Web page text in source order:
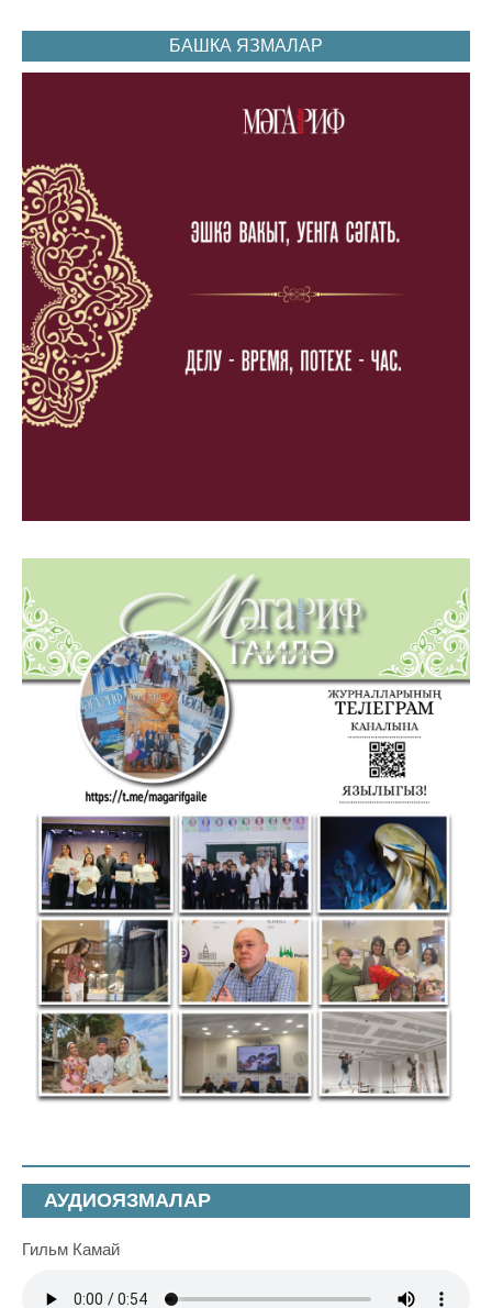
БАШКА ЯЗМАЛАР
АУДИОЯЗМАЛАР
Гильм Камай